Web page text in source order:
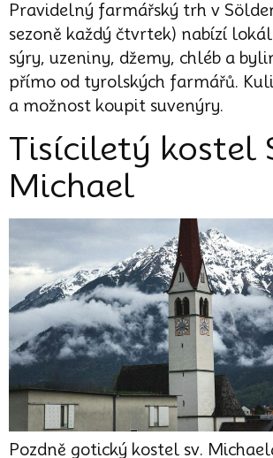
Pravidelný farmářský trh v
sezoně každý čtvrtek) nabízí
sýry, uzeniny, džemy, chléb a
přímo od tyrolských farmářů.
a možnost koupit suvenýry.
Tisíciletý kostel
Michael
Pozdně gotický kostel sv.